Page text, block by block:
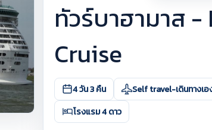
ทัวร์บาฮามาส -
Cruise
4 วัน 3 คืน Self travel-เดินทางเอ
โรงแรม 4 ดาว